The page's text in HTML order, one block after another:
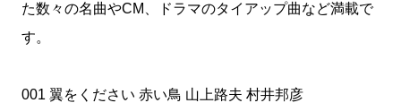
た数々の名曲やCM、ドラマのタイアップ曲など満載で
す。
001 翼をください 赤い鳥 山上路夫 村井邦彦